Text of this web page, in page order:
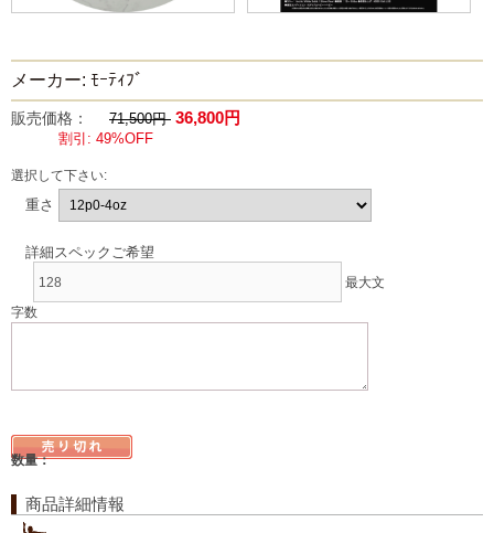
メーカー: ﾓｰﾃｨﾌﾞ
販売価格： 71,500円 36,800円
割引: 49%OFF
選択して下さい:
重さ
詳細スペックご希望
最大文
字数
数量：
商品詳細情報